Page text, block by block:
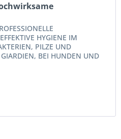
HYGIENE IM
PILZE UND
BEI HUNDEN UND